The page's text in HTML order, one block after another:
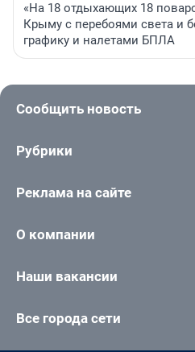
«На 18 отдыхающих 18
Крыму с перебоями света и
графику и налетами БПЛА
Сообщить новость
Рубрики
Реклама на сайте
О компании
Наши вакансии
Все города сети